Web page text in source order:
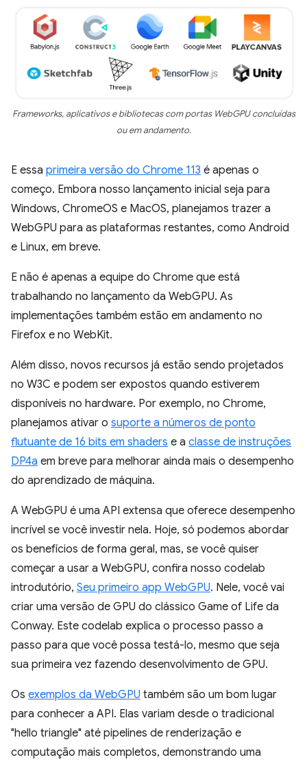
Frameworks, aplicativos e bibliotecas com portas WebGPU concluídas
ou em andamento.
E essa primeira versão do Chrome 113 é apenas o
começo. Embora nosso lançamento inicial seja para
Windows, ChromeOS e MacOS, planejamos trazer a
WebGPU para as plataformas restantes, como Android
e Linux, em breve.
E não é apenas a equipe do Chrome que está
trabalhando no lançamento da WebGPU. As
implementações também estão em andamento no
Firefox e no WebKit.
Além disso, novos recursos já estão sendo projetados
no W3C e podem ser expostos quando estiverem
disponíveis no hardware. Por exemplo, no Chrome,
planejamos ativar o suporte a números de ponto
flutuante de 16 bits em shaders e a classe de instruções
DP4a em breve para melhorar ainda mais o desempenho
do aprendizado de máquina.
A WebGPU é uma API extensa que oferece desempenho
incrível se você investir nela. Hoje, só podemos abordar
os benefícios de forma geral, mas, se você quiser
começar a usar a WebGPU, confira nosso codelab
introdutório, Seu primeiro app WebGPU. Nele, você vai
criar uma versão de GPU do clássico Game of Life da
Conway. Este codelab explica o processo passo a
passo para que você possa testá-lo, mesmo que seja
sua primeira vez fazendo desenvolvimento de GPU.
Os exemplos da WebGPU também são um bom lugar
para conhecer a API. Elas variam desde o tradicional
"hello triangle" até pipelines de renderização e
computação mais completos, demonstrando uma